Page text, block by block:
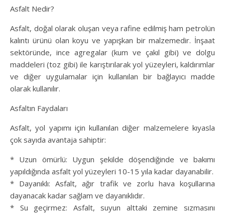
Asfalt Nedir?
Asfalt, doğal olarak oluşan veya rafine edilmiş ham petrolün
kalıntı ürünü olan koyu ve yapışkan bir malzemedir. İnşaat
sektöründe, ince agregalar (kum ve çakıl gibi) ve dolgu
maddeleri (toz gibi) ile karıştırılarak yol yüzeyleri, kaldırımlar
ve diğer uygulamalar için kullanılan bir bağlayıcı madde
olarak kullanılır.
Asfaltın Faydaları
Asfalt, yol yapımı için kullanılan diğer malzemelere kıyasla
çok sayıda avantaja sahiptir:
* Uzun ömürlü: Uygun şekilde döşendiğinde ve bakımı
yapıldığında asfalt yol yüzeyleri 10-15 yıla kadar dayanabilir.
* Dayanıklı: Asfalt, ağır trafik ve zorlu hava koşullarına
dayanacak kadar sağlam ve dayanıklıdır.
* Su geçirmez: Asfalt, suyun alttaki zemine sızmasını